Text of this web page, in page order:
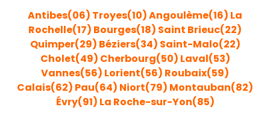
Antibes(06) Troyes(10)Angoulème(16) La
Rochelle(17) Bourges(18) Saint Brieuc(22)
Quimper(29) Béziers(34) Saint-Malo(22)
Cholet(49) Cherbourg(50) Laval(53)
Vannes(56) Lorient(56) Roubaix(59)
Calais(62) Pau(64) Niort(79) Montauban(82)
Évry(91) La Roche-sur-Yon(85)